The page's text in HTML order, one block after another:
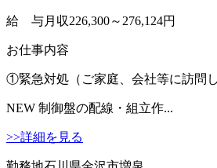
給 与月収226,300～276,124円
お仕事内容
①緊急対処（ご家庭、会社等に訪問
NEW 制御盤の配線・組立作...
>>詳細を見る